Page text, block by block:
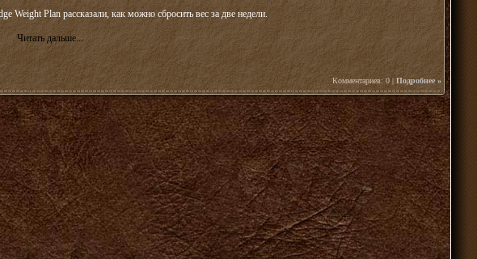
Weight Plan рассказали, как можно сбросить вес за две недели.
Читать дальше...
Комментариев: 0 |Подробнее »